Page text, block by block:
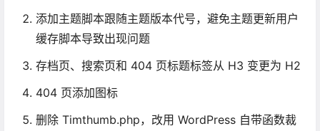
添加主题脚本跟随主题版本代号，避免主题更新用户
缓存脚本导致出现问题
存档页、搜索页和 404 页标题标签从 H3 变更为 H2
404 页添加图标
删除 Timthumb.php，改用 WordPress 自带函数裁